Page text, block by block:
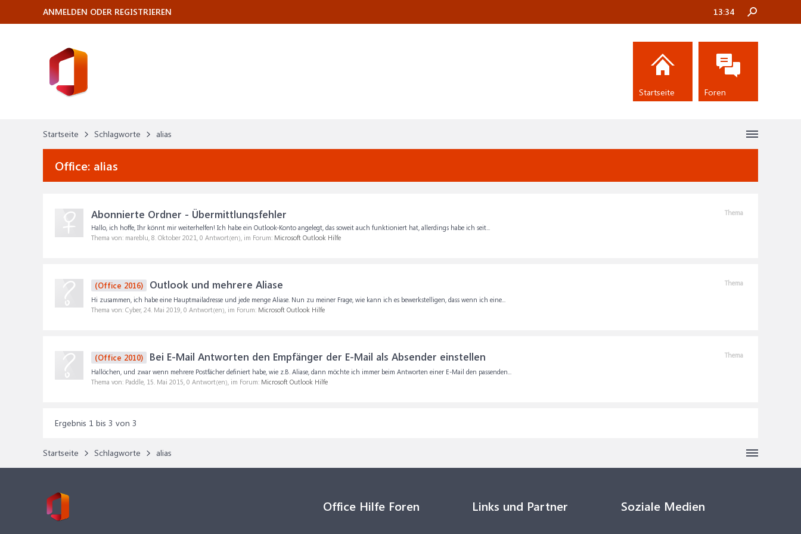
Startseite Schlagworte alias
Office: alias
Thema
Abonnierte Ordner - Übermittlungsfehler
Hallo, ich hoffe, Ihr könnt mir weiterhelfen! Ich habe ein Outlook-Konto angelegt, das soweit auch funktioniert hat, allerdings habe ich seit...
Thema von: mareblu, 8. Oktober 2021, 0 Antwort(en), im Forum: Microsoft Outlook Hilfe
Thema
(Office 2016) Outlook und mehrere Aliase
Hi zusammen, ich habe eine Hauptmailadresse und jede menge Aliase. Nun zu meiner Frage, wie kann ich es bewerkstelligen, dass wenn ich eine...
Thema von: Cyber, 24. Mai 2019, 0 Antwort(en), im Forum: Microsoft Outlook Hilfe
Thema
(Office 2010) Bei E-Mail Antworten den Empfänger der E-Mail als Absender einstellen
Hallöchen, und zwar wenn mehrere Postfächer definiert habe, wie z.B. Aliase, dann möchte ich immer beim Antworten einer E-Mail den passenden...
Thema von: Paddle, 15. Mai 2015, 0 Antwort(en), im Forum: Microsoft Outlook Hilfe
Ergebnis 1 bis 3 von 3
Startseite Schlagworte alias
ANMELDEN ODER REGISTRIEREN 13:34
Startseite Foren
Office Hilfe Foren Links und Partner Soziale Medien